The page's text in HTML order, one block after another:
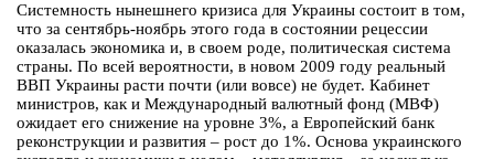
Системность нынешнего кризиса для Украины состоит в том,
что за сентябрь-ноябрь этого года в состоянии рецессии
оказалась экономика и, в своем роде, политическая система
страны. По всей вероятности, в новом 2009 году реальный
ВВП Украины расти почти (или вовсе) не будет. Кабинет
министров, как и Международный валютный фонд (МВФ)
ожидает его снижение на уровне 3%, а Европейский банк
реконструкции и развития – рост до 1%. Основа украинского